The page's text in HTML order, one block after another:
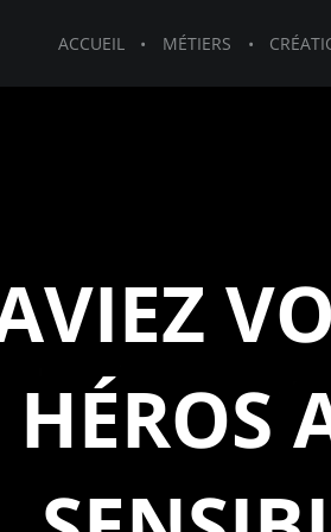
ACCUEIL MÉTIERS
HÉROS